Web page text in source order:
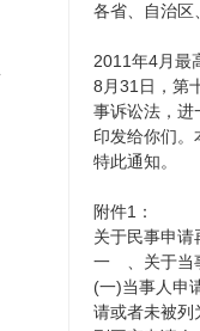
各省、自治区
2011年4月最
8月31日，第
事诉讼法，进
印发给你们。
特此通知。
附件1：
关于民事申
一 、关于当
(一)当事人申
请或者未被列